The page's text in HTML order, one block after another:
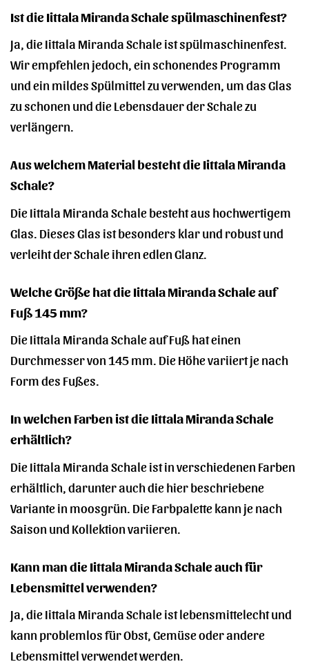
Ist die Iittala Miranda Schale spülmaschinenfest?
Ja, die Iittala Miranda Schale ist spülmaschinenfest.
Wir empfehlen jedoch, ein schonendes Programm
und ein mildes Spülmittel zu verwenden, um das Glas
zu schonen und die Lebensdauer der Schale zu
verlängern.
Aus welchem Material besteht die Iittala Miranda
Schale?
Die Iittala Miranda Schale besteht aus hochwertigem
Glas. Dieses Glas ist besonders klar und robust und
verleiht der Schale ihren edlen Glanz.
Welche Größe hat die Iittala Miranda Schale auf
Fuß 145 mm?
Die Iittala Miranda Schale auf Fuß hat einen
Durchmesser von 145 mm. Die Höhe variiert je nach
Form des Fußes.
In welchen Farben ist die Iittala Miranda Schale
erhältlich?
Die Iittala Miranda Schale ist in verschiedenen Farben
erhältlich, darunter auch die hier beschriebene
Variante in moosgrün. Die Farbpalette kann je nach
Saison und Kollektion variieren.
Kann man die Iittala Miranda Schale auch für
Lebensmittel verwenden?
Ja, die Iittala Miranda Schale ist lebensmittelecht und
kann problemlos für Obst, Gemüse oder andere
Lebensmittel verwendet werden.